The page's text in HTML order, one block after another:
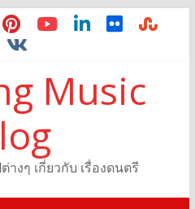
Music
งๆ เกี่ยวกับ เรื่องดนตรี